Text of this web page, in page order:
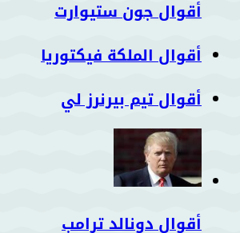
أقوال جون ستيوارت
أقوال الملكة فيكتوريا
أقوال تيم بيرنرز لي
أقوال دونالد ترامب